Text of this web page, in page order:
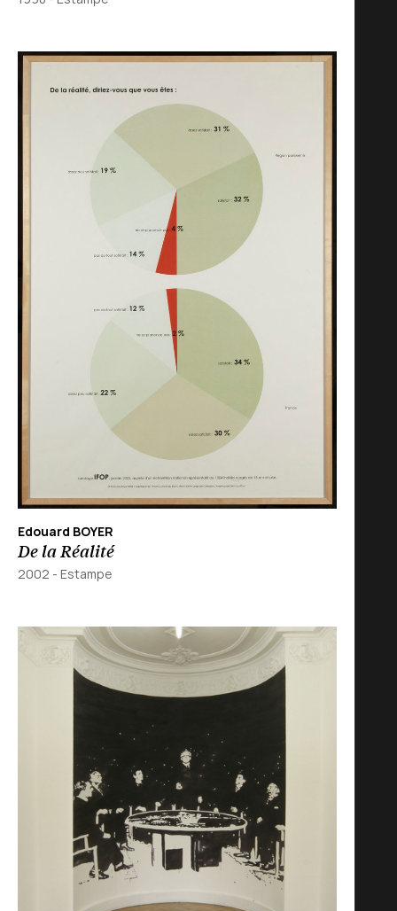
Edouard BOYER
De la Réalité
2002 - Estampe